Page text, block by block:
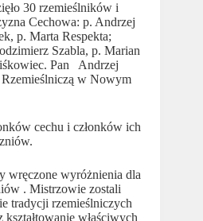
30 rzemieślników i
Cechowa: p. Andrzej
p. Marta Respekta;
Szabla, p. Marian
Pan Andrzej
Rzemieślniczą w Nowym
cechu i członków ich
wręczone wyróżnienia dla
. Mistrzowie zostali
tradycji rzemieślniczych
właściwych